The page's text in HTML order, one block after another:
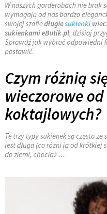
W naszych garderobach nie brak
wymagają od nas bardzo
swojej szafiedługiesukienki
sukienkami eButik.pl, dzisiaj
Sprawdź jak wybrać odpowiedni
postawić.
Czym różnią
wieczorowe
koktajlowych?
Te trzy typy sukienek są często ze
jest długa (co różni ją od
do ziemi, chociaż …